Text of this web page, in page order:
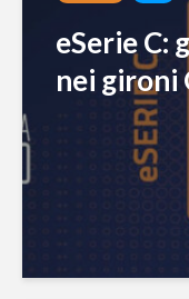
eSerie C:
nei gironi